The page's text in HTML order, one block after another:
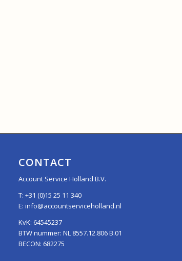
CONTACT
Account Service Holland B.V.
T: +31 (0)15 25 11 340
E: info@accountserviceholland.nl
KvK: 64545237
BTW nummer: NL 8557.12.806 B.01
BECON: 682275